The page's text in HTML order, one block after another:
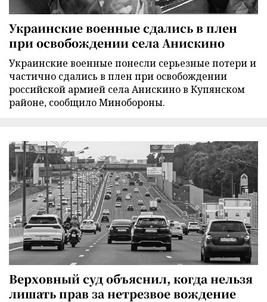
Украинские военные сдались в плен
при освобождении села Анискино
Украинские военные понесли серьезные потери и
частично сдались в плен при освобождении
российской армией села Анискино в Купянском
районе, сообщило Минобороны.
Верховный суд объяснил, когда нельзя
лишать прав за нетрезвое вождение